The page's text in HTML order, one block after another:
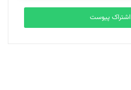
اشتراک پیوست